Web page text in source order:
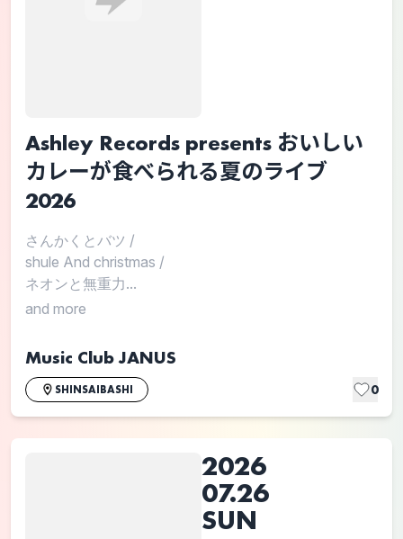
Ashley Records presents おいしい
カレーが食べられる夏のライブ
2026
さんかくとバツ /
shule And christmas /
ネオンと無重力...
and more
Music Club JANUS
SHINSAIBASHI 0
2026
07.26
SUN